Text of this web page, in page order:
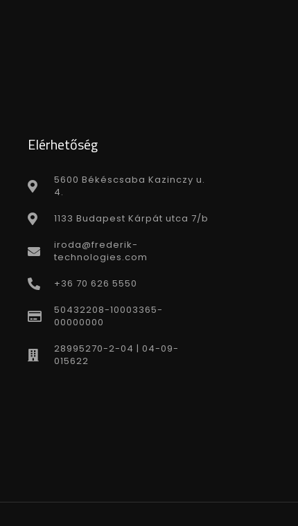
Elérhetőség
5600 Békéscsaba Kazinczy u.
4.
1133 Budapest Kárpát utca 7/b
iroda@frederik-
technologies.com
+36 70 626 5550
50432208-10003365-
00000000
28995270-2-04 | 04-09-
015622